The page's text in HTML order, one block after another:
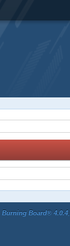
Burning Board® 4.0.4,